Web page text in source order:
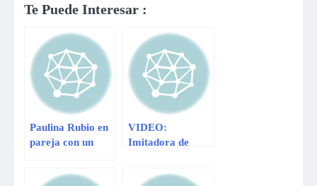
Te Puede Interesar :
Paulina Rubio en
pareja con un
VIDEO:
Imitadora de
sorprende con su